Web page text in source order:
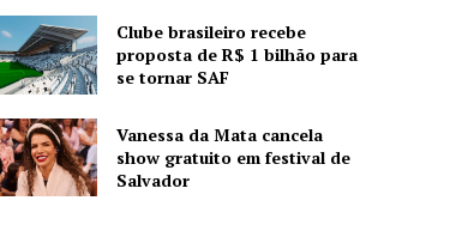
Clube brasileiro recebe
proposta de R$ 1 bilhão para
se tornar SAF
Vanessa da Mata cancela
show gratuito em festival de
Salvador